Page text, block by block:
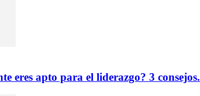
eres apto para el liderazgo? 3 consejos.